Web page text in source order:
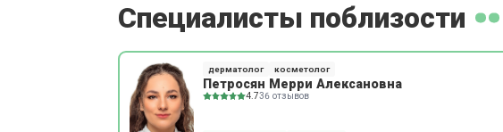
Специалисты поблизости
дерматолог косметолог
Петросян Мерри Алексановна
4.736 отзывов